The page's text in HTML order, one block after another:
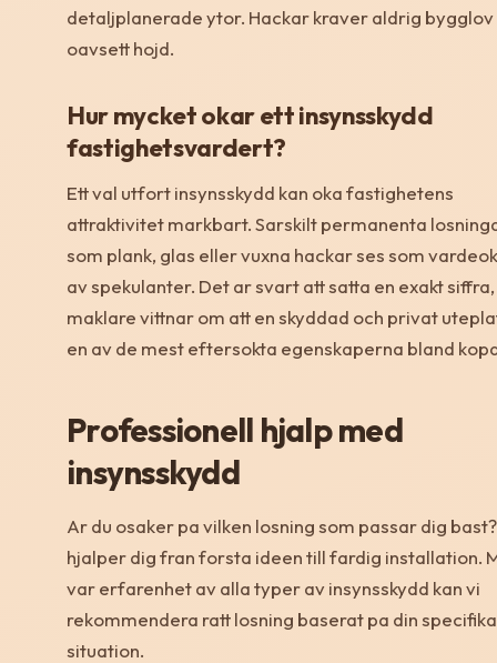
detaljplanerade ytor. Hackar kraver aldrig bygglov
oavsett hojd.
Hur mycket okar ett insynsskydd
fastighetsvardert?
Ett val utfort insynsskydd kan oka fastighetens
attraktivitet markbart. Sarskilt permanenta
som plank, glas eller vuxna hackar ses som
av spekulanter. Det ar svart att satta en exakt
maklare vittnar om att en skyddad och privat
en av de mest eftersokta egenskaperna bland
Professionell hjalp med
insynsskydd
Ar du osaker pa vilken losning som passar dig
hjalper dig fran forsta ideen till fardig installation.
var erfarenhet av alla typer av insynsskydd kan vi
rekommendera ratt losning baserat pa din specifika
situation.